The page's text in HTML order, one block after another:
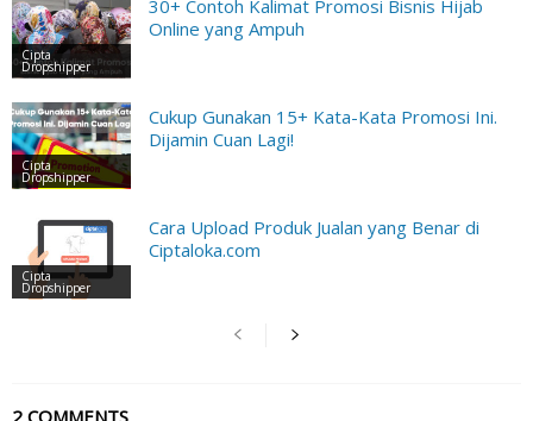
Cipta
Dropshipper
30+ Contoh Kalimat Promosi Bisnis Hijab
Online yang Ampuh
Cipta
Dropshipper
Cukup Gunakan 15+ Kata-Kata Promosi Ini.
Dijamin Cuan Lagi!
Cipta
Dropshipper
Cara Upload Produk Jualan yang Benar di
Ciptaloka.com